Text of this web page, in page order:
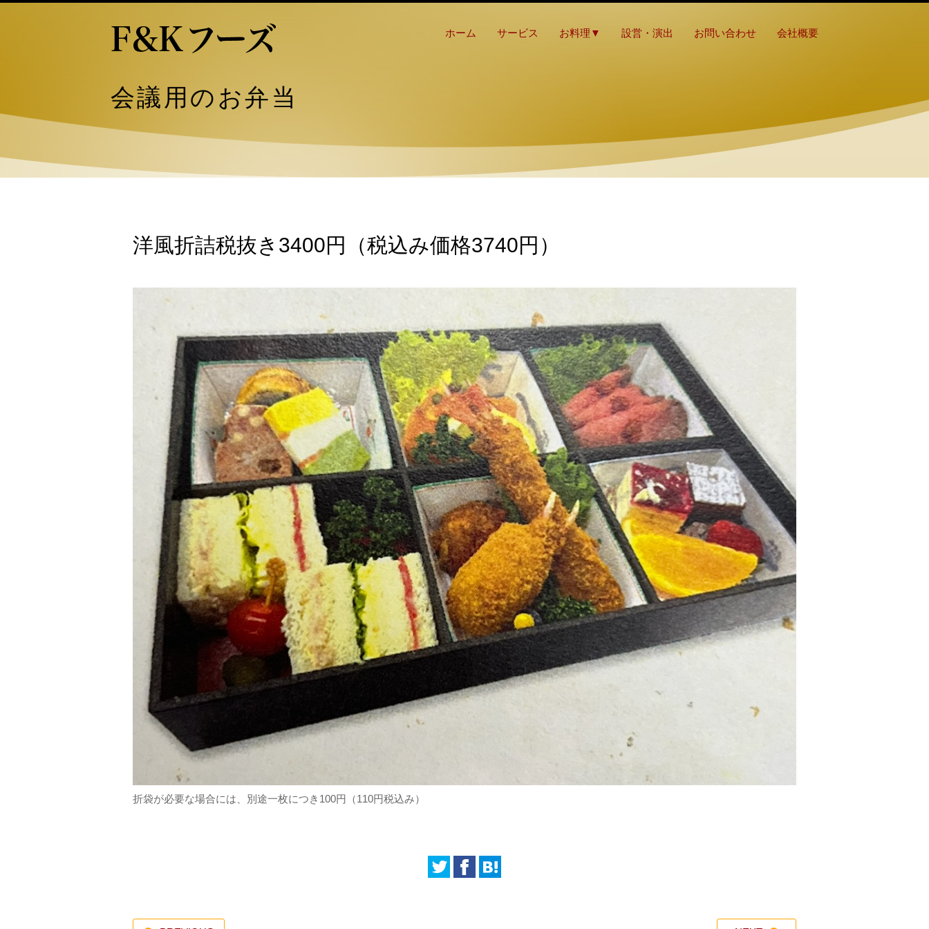
ホーム サービス お料理▼ 設営・演出 お問い合わせ 会社概要
会議用のお弁当
洋風折詰税抜き3400円（税込み価格3740円）
折袋が必要な場合には、別途一枚につき100円（110円税込み）